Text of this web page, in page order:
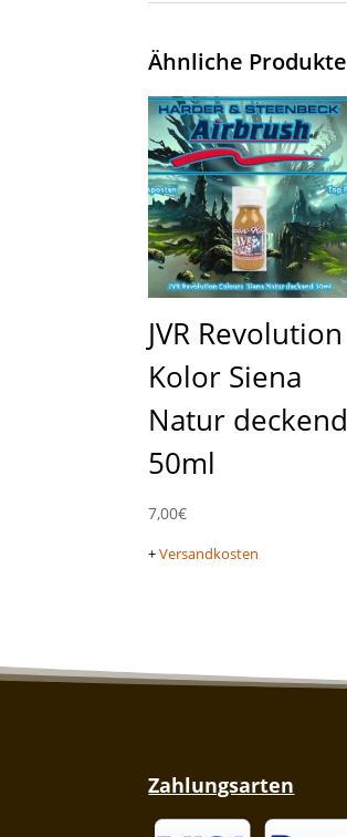
Ähnliche Produkte
JVR Revolution
Kolor Siena
Natur deckend
50ml
7,00€
+Versandkosten
Zahlungsarten